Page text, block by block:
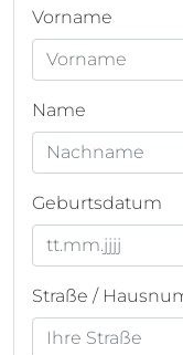
Vorname
Name
Geburtsdatum
Straße /